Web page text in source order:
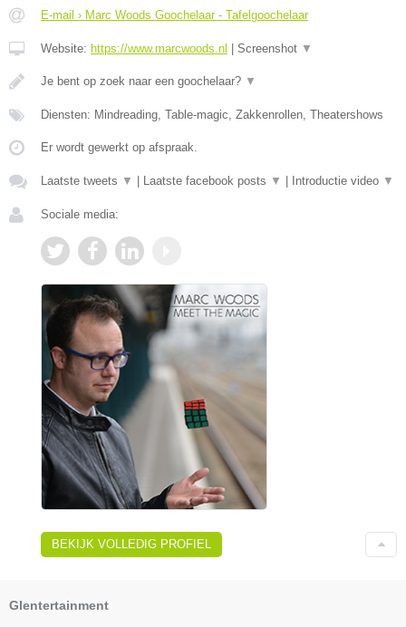
E-mail › Marc Woods Goochelaar - Tafelgoochelaar
Website: https://www.marcwoods.nl Screenshot ▼
Je bent op zoek naar een goochelaar? ▼
Diensten: Mindreading, Table-magic, Zakkenrollen, Theatershows
Er wordt gewerkt op afspraak.
Laatste tweets ▼ Laatste facebook posts ▼ Introductie video ▼
Sociale media:
BEKIJK VOLLEDIG PROFIEL
Glentertainment